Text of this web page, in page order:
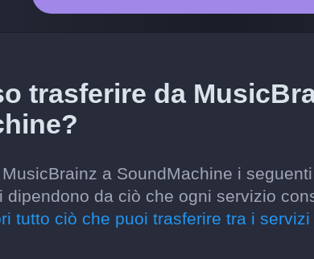
trasferire da
a SoundMachine i
dipendono da ciò che ogni servizio
tutto ciò che puoi trasferire tra i